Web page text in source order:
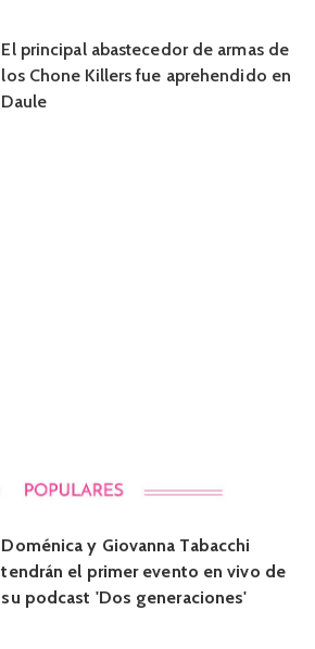
El principal abastecedor de armas de
los Chone Killers fue aprehendido en
Daule
Doménica y Giovanna Tabacchi
tendrán el primer evento en vivo de
su podcast 'Dos generaciones'